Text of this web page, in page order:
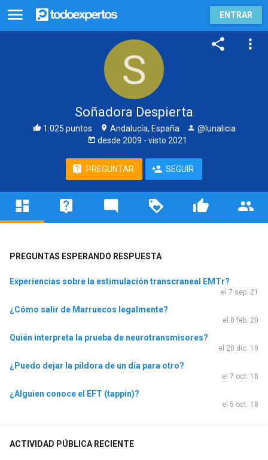
ENTRAR
Soñadora Despierta
1.025 puntos Andalucía, España
@lunalicia
desde 2009 - visto 2021
PREGUNTAR SEGUIR
PREGUNTAS ESPERANDO RESPUESTA
Experiencias sobre la estimulación transcraneal EMTr?
el 7 sep. 21
¿Cómo salir de Marruecos legalmente?
el 8 feb. 20
Quién interpreta la prueba de neurotransmisores?
el 20 dic. 19
¿Puedo dejar la píldora de un día para otro?
el 7 oct. 18
¿Alguien conoce el EFT (tappin)?
el 5 oct. 18
ACTIVIDAD PÚBLICA RECIENTE